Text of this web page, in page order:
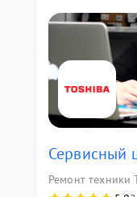
Сервисный
Ремонт техники